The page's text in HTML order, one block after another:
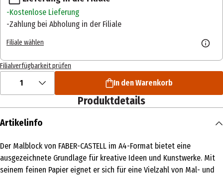
Kostenlose Lieferung
Zahlung bei Abholung in der Filiale
Filiale wählen
Filialverfügbarkeit prüfen
1 In den Warenkorb
Produktdetails
Artikelinfo
Der Malblock von FABER-CASTELL im A4-Format bietet eine
ausgezeichnete Grundlage für kreative Ideen und Kunstwerke. Mit
seinem feinen Papier eignet er sich für eine Vielzahl von Mal- und